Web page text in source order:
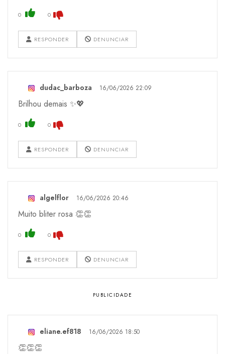
0 0
RESPONDER DENUNCIAR
dudac_barboza 16/06/2026 22:09
Brilhou demais ✨💖
0 0
RESPONDER DENUNCIAR
algelflor 16/06/2026 20:46
Muito bliter rosa 👏👏
0 0
RESPONDER DENUNCIAR
eliane.ef818 16/06/2026 18:50
👏👏👏